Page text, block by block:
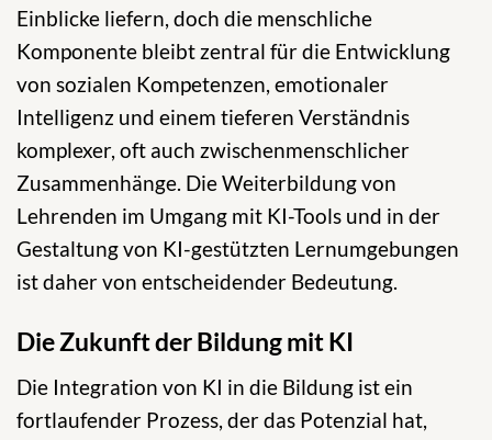
Einblicke liefern, doch die menschliche
Komponente bleibt zentral für die Entwicklung
von sozialen Kompetenzen, emotionaler
Intelligenz und einem tieferen Verständnis
komplexer, oft auch zwischenmenschlicher
Zusammenhänge. Die Weiterbildung von
Lehrenden im Umgang mit KI-Tools und in der
Gestaltung von KI-gestützten Lernumgebungen
ist daher von entscheidender Bedeutung.
Die Zukunft der Bildung mit KI
Die Integration von KI in die Bildung ist ein
fortlaufender Prozess, der das Potenzial hat,